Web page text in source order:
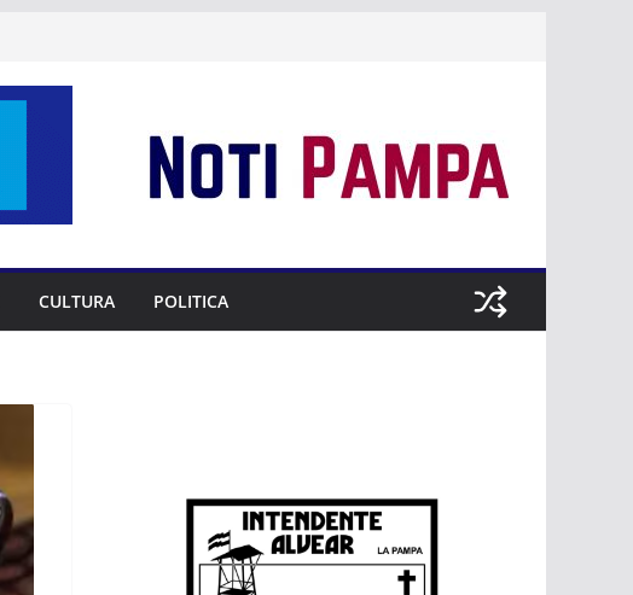
CULTURA POLITICA